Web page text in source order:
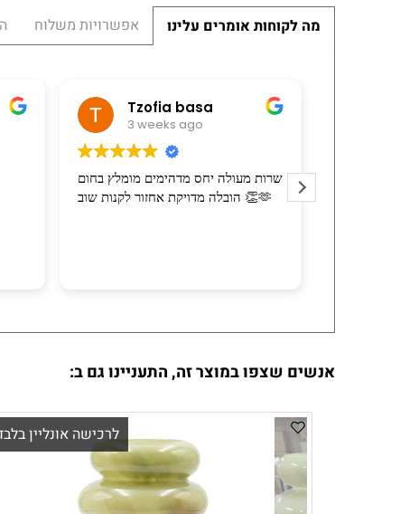
מה לקוחות אומרים עלינו אפשרויות משלוח
Tzofia basa
3 weeks ago
שרות מעולה יחס מדהימים מומלץ בחום
הובלה מדויקת אחזור לקנות שוב 👏🫶
המוביל הרכיב את
האריזה בהרבה
אנשים שצפו במוצר זה, התעניינו גם ב:
לרכישה אונליין